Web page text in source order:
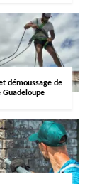
démoussage de